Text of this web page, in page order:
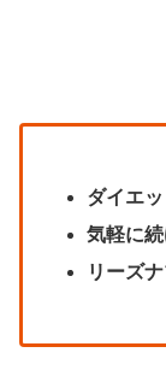
ダイエ
気軽に
リーズ